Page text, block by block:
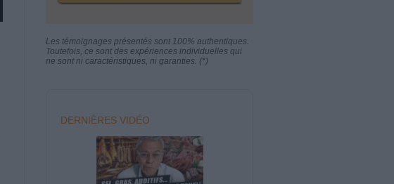
Les témoignages présentés sont 100% authentiques.
Toutefois, ce sont des expériences individuelles qui
ne sont ni caractéristiques, ni garanties. (*)
DERNIÈRES VIDÉO